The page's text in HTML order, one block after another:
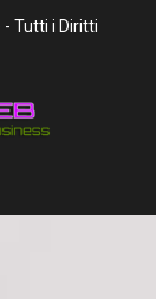
Tutti i Diritti